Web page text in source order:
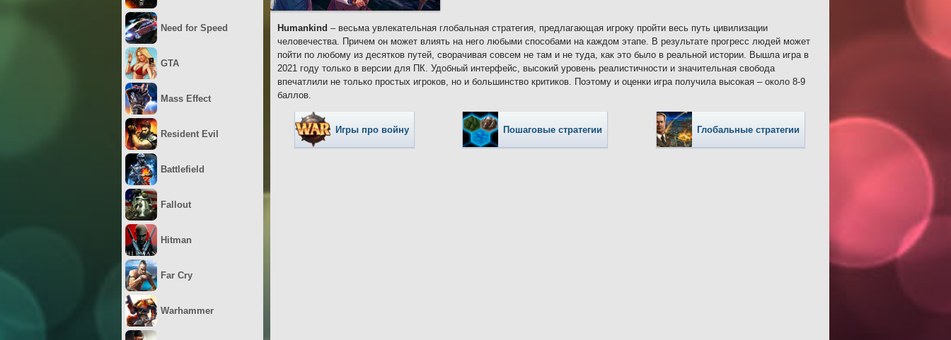
Humankind – весьма увлекательная глобальная стратегия, предлагающая игроку пройти весь путь цивилизации
человечества. Причем он может влиять на него любыми способами на каждом этапе. В результате прогресс людей может
пойти по любому из десятков путей, сворачивая совсем не там и не туда, как это было в реальной истории. Вышла игра в
2021 году только в версии для ПК. Удобный интерфейс, высокий уровень реалистичности и значительная свобода
впечатлили не только простых игроков, но и большинство критиков. Поэтому и оценки игра получила высокая – около 8-9
баллов.
Игры про войну Пошаговые стратегии Глобальные стратегии
Need for Speed
GTA
Mass Effect
Resident Evil
Battlefield
Fallout
Hitman
Far Cry
Warhammer